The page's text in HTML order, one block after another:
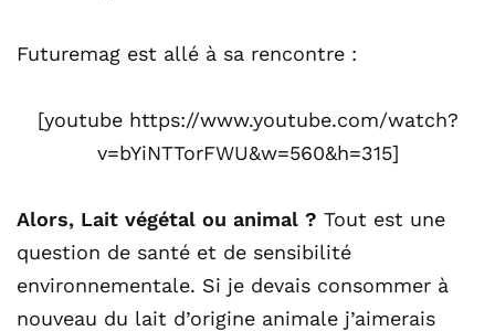
Futuremag est allé à sa rencontre :
[youtube https://www.youtube.com/watch?
v=bYiNTTorFWU&w=560&h=315]
Alors, Lait végétal ou animal ? Tout est une
question de santé et de sensibilité
environnementale. Si je devais consommer à
nouveau du lait d’origine animale j’aimerais